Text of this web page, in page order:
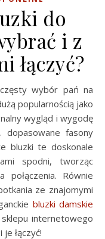
do
i z
łączyć?
wybór pań na
popularnością jako
wygląd i wygodę
dopasowane fasony
bluzki te doskonale
spodni, tworząc
Równie
ze znajomymi
bluzki damskie
internetowego
łączyć!